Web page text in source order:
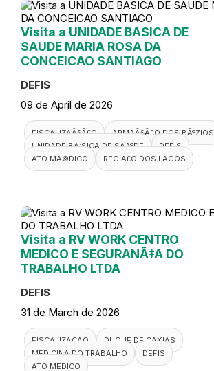
Visita a UNIDADE BASICA DE
SAUDE MARIA ROSA DA
CONCEICAO SANTIAGO
DEFIS
09 de April de 2026
FISCALIZAÃ§Ã£O
ARMAÃ§Ã£O DOS BÃºZIOS
UNIDADE BÃ¡SICA DE SAÃºDE
DEFIS
ATO MÃ©DICO
REGIÃ£O DOS LAGOS
Visita a RV WORK CENTRO
MEDICO E SEGURANÃ‡A DO
TRABALHO LTDA
DEFIS
31 de March de 2026
FISCALIZACAO
DUQUE DE CAXIAS
MEDICINA DO TRABALHO
DEFIS
ATO MEDICO